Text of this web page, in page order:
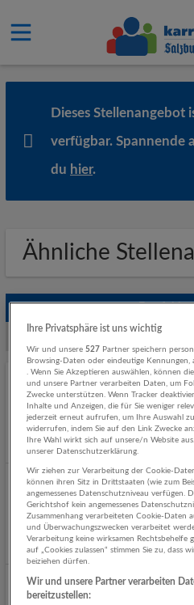
Dieses Stellenangebot
verfügbar. Spannende
du hier.
Ähnliche
Weitere Jobs von SPAR
Verkäufer Feinkost (m/
07.08.2026,SPAR
5630 Bad Hofgastein
Mitarbeiter Kassa (m/w/
06.08.2026,SPAR
5630 Bad Hofgastein
Mitarbeiter Kassa (m/w/
Ihre Privatsphäre ist uns wichtig
Wir und unsere527 Partner speichern
Browsing-Daten oder eindeutige
. Wenn Sie Akzeptieren auswählen, können
und unsere Partner verarbeiten Daten, um
Zwecke unterstützen. Wenn Tracker
Inhalte und Anzeigen, die für Sie weniger
jederzeit erneut aufrufen, um Ihre Auswahl
widerrufen, indem Sie auf den Link Zwecke
Ihre Wahl wirkt sich auf unsere/n Website
unserer Datenschutzerklärung.
Wir ziehen zur Verarbeitung der Cookie-
können ihren Sitz in Drittstaaten (wie zum
angemessenes Datenschutzniveau verfügen.
Gerichtshof kein angemessenes
Zusammenhang verarbeiteten Cookie-Daten
und Überwachungszwecken verarbeitet
Verarbeitung keine wirksamen Rechtsbehelfe
auf „Cookies zulassen“ stimmen Sie zu,
beiziehen dürfen.
Wir und unsere Partner verarbeiten
bereitzustellen: